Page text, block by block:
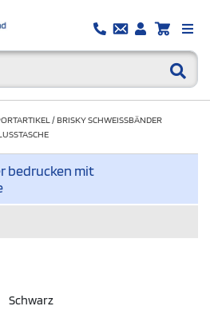
/BRISKY SCHWEISSBÄNDER B
bedrucken mit
Schwarz